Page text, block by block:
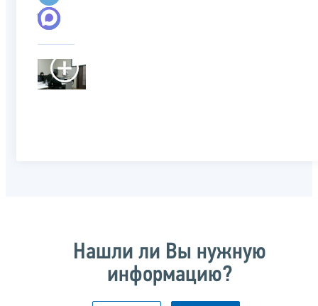
Нашли ли Вы нужную
информацию?